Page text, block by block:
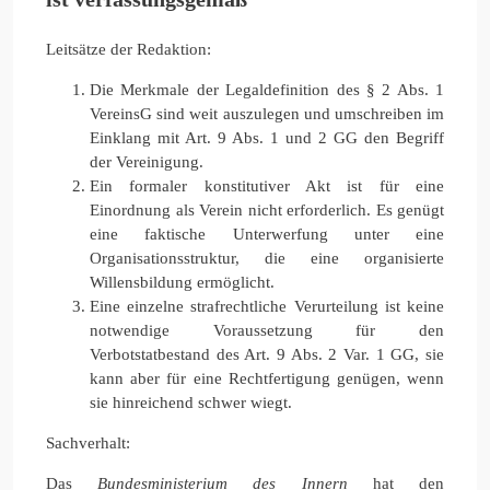
Leitsätze der Redaktion:
Die Merkmale der Legaldefinition des § 2 Abs. 1
VereinsG sind weit auszulegen und umschreiben im
Einklang mit Art. 9 Abs. 1 und 2 GG den Begriff
der Vereinigung.
Ein formaler konstitutiver Akt ist für eine
Einordnung als Verein nicht erforderlich. Es genügt
eine faktische Unterwerfung unter eine
Organisationsstruktur, die eine organisierte
Willensbildung ermöglicht.
Eine einzelne strafrechtliche Verurteilung ist keine
notwendige Voraussetzung für den
Verbotstatbestand des Art. 9 Abs. 2 Var. 1 GG, sie
kann aber für eine Rechtfertigung genügen, wenn
sie hinreichend schwer wiegt.
Sachverhalt:
Das Bundesministerium des Innern hat den